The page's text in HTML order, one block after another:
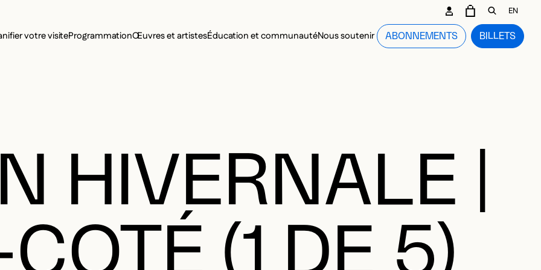
MENU PRINCIPAL
votre visiteProgrammationŒuvres et artistesÉducation et communautéNous soutenir BILLETS
ABONNEMENTS
SECONDAIRE
PANIEROUVRIR
EN
HIVERNALE |
(1 DE 5)